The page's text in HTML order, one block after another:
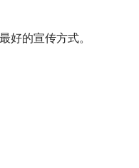
好的宣传方式。